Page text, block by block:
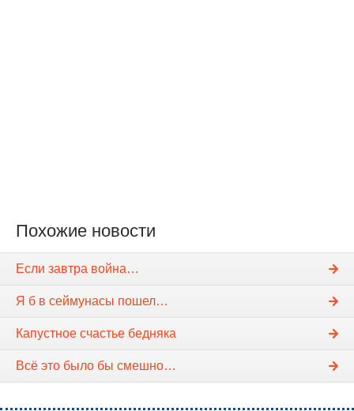
Похожие новости
Если завтра война…
Я б в сеймунасы пошел…
Капустное счастье бедняка
Всё это было бы смешно…